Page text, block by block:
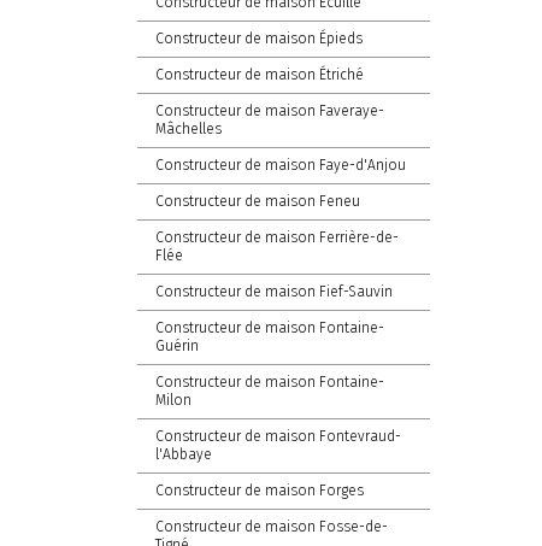
Constructeur de maison Épieds
Constructeur de maison Étriché
Constructeur de maison Faveraye-
Mâchelles
Constructeur de maison Faye-d'Anjou
Constructeur de maison Feneu
Constructeur de maison Ferrière-de-
Flée
Constructeur de maison Fief-Sauvin
Constructeur de maison Fontaine-
Guérin
Constructeur de maison Fontaine-
Milon
Constructeur de maison Fontevraud-
l'Abbaye
Constructeur de maison Forges
Constructeur de maison Fosse-de-